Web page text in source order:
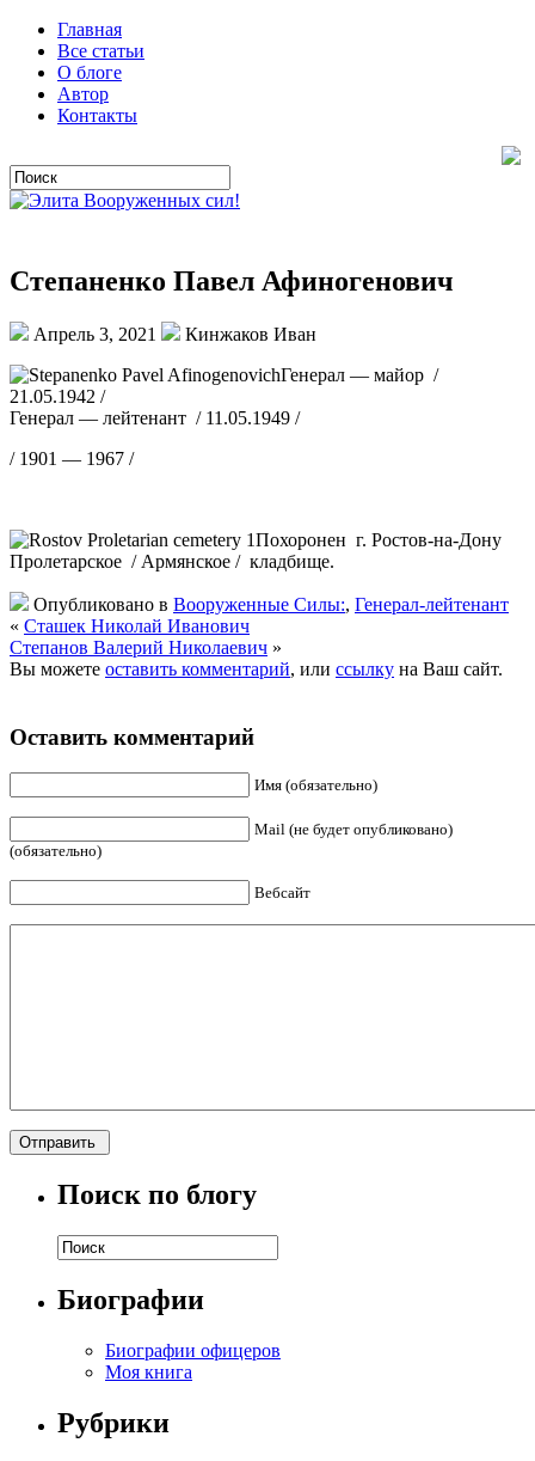
Главная
Все статьи
О блоге
Автор
Контакты
Степаненко Павел Афиногенович
Апрель 3, 2021
Кинжаков Иван
Генерал — майор /
21.05.1942 /
Генерал — лейтенант / 11.05.1949 /
/ 1901 — 1967 /
Похоронен г. Ростов-на-Дону
Пролетарское / Армянское / кладбище.
Опубликовано в Вооруженные Силы:, Генерал-лейтенант
« Сташек Николай Иванович
Степанов Валерий Николаевич »
Вы можете оставить комментарий, или ссылку на Ваш сайт.
Оставить комментарий
Имя (обязательно)
Mail (не будет опубликовано)
(обязательно)
Вебсайт
Поиск по блогу
Биографии
Биографии офицеров
Моя книга
Рубрики